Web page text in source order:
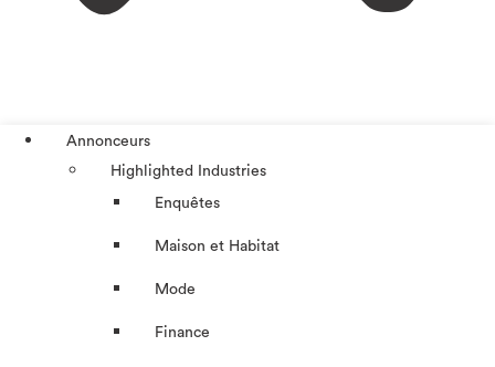
Annonceurs
Highlighted Industries
Enquêtes
Maison et Habitat
Mode
Finance